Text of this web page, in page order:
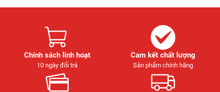
Chính sách linh hoạt
10 ngày đổi trả
Cam kết chất lượng
Sản phẩm chính hãng